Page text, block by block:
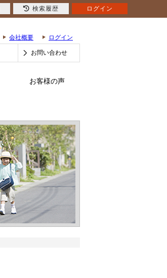
会社概要 ログイン
お問い合わせ
お客様の声
検索履歴 ログイン